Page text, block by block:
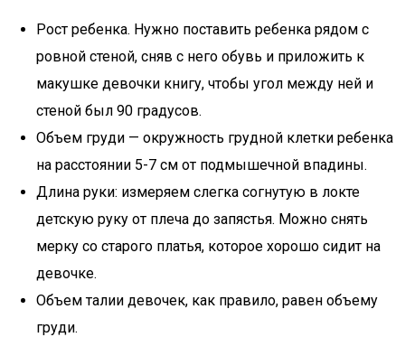
Рост ребенка. Нужно поставить ребенка рядом с
ровной стеной, сняв с него обувь и приложить к
макушке девочки книгу, чтобы угол между ней и
стеной был 90 градусов.
Объем груди — окружность грудной клетки ребенка
на расстоянии 5-7 см от подмышечной впадины.
Длина руки: измеряем слегка согнутую в локте
детскую руку от плеча до запястья. Можно снять
мерку со старого платья, которое хорошо сидит на
девочке.
Объем талии девочек, как правило, равен объему
груди.